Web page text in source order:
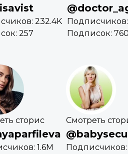
232.4K
257
Подписчиков:
Подписок: 760
сторис
1.6M
Смотреть
Подписчиков: